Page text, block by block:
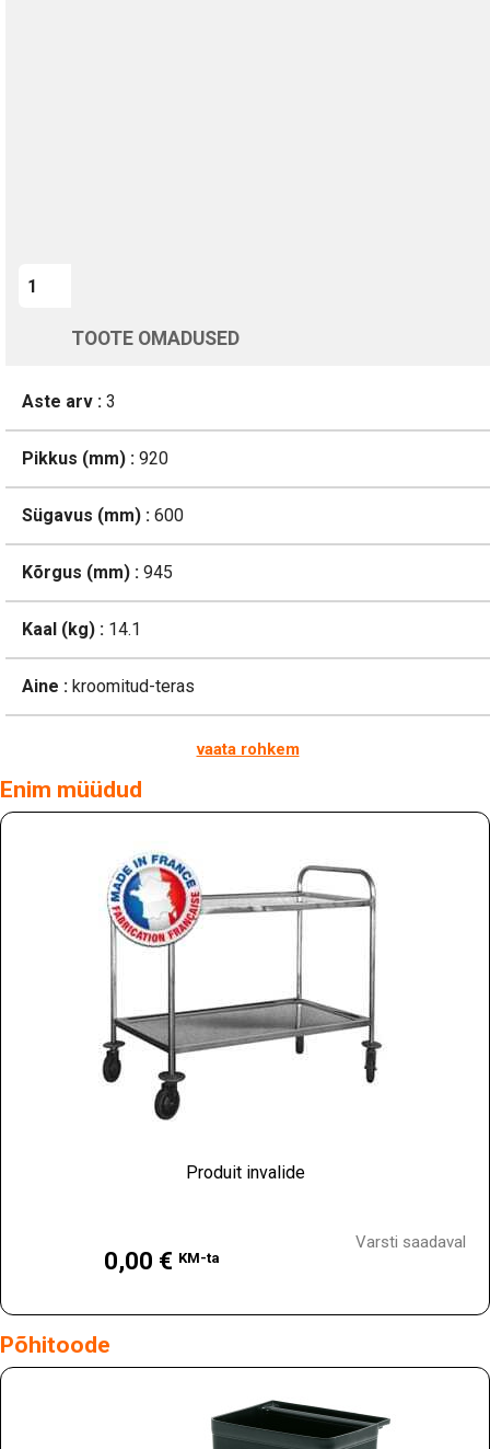
TOOTE OMADUSED
Aste arv : 3
Pikkus (mm) : 920
Sügavus (mm) : 600
Kõrgus (mm) : 945
Kaal (kg) : 14.1
Aine : kroomitud-teras
vaata rohkem
Enim müüdud
Produit invalide
0,00 € KM-ta
Varsti saadaval
Põhitoode